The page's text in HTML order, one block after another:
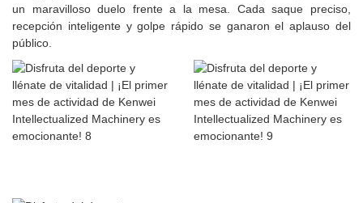
un maravilloso duelo frente a la mesa. Cada saque preciso,
recepción inteligente y golpe rápido se ganaron el aplauso del
público.